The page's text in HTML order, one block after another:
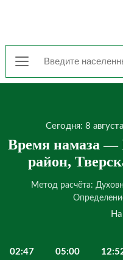
Сегодня: 8
Время намаза —
район,
Метод расчёта:
02:47 05:00